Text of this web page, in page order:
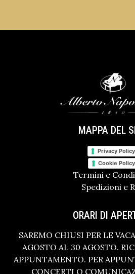
MAPPA DEL
Privacy Policy
Cookie Policy
Termini e
Spedizioni e
ORARI DI
SAREMO CHIUSI PER LE
AGOSTO AL 30 AGOSTO.
APPUNTAMENTO. PER
CONCERTI O